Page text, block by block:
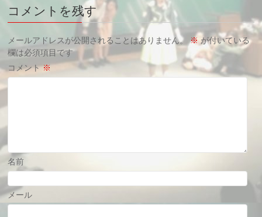
コメントを残す
メールアドレスが公開されることはありません。 ※ が付いている
欄は必須項目です
コメント※
名前
メール